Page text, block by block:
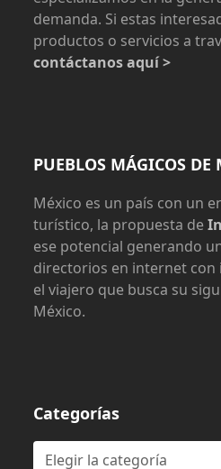
demanda. Si estas
productos o servicios a
contáctanos aquí >
PUEBLOS MÁGICOS DE
México es un país con un
turístico, la propuesta de
ese potencial generando
directorios en internet
el viajero que busca su
México.
Categorías
Categorías